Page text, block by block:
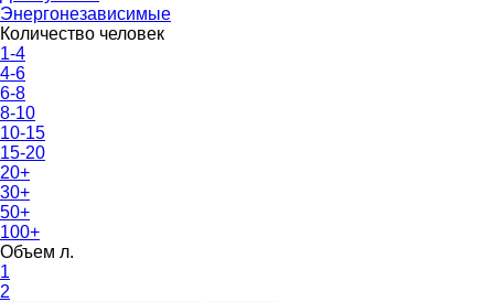
Энергонезависимые
Количество человек
1-4
4-6
6-8
8-10
10-15
15-20
20+
30+
50+
100+
Объем л.
1
2